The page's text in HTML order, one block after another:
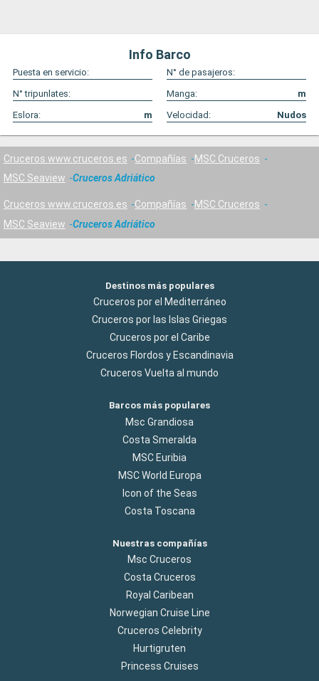
Info Barco
Puesta en servicio:
N° de pasajeros:
N° tripunlates:
Manga:
m
Eslora:
m Velocidad: Nudos
Cruceros www.cruceros.es Compañías
MSC Cruceros
MSC Seaview
Cruceros Adriático
Cruceros www.cruceros.es Compañías
MSC Cruceros
MSC Seaview
Cruceros Adriático
Destinos más populares
Cruceros por el Mediterráneo
Cruceros por las Islas Griegas
Cruceros por el Caribe
Cruceros Flordos y Escandinavia
Cruceros Vuelta al mundo
Barcos más populares
Msc Grandiosa
Costa Smeralda
MSC Euribia
MSC World Europa
Icon of the Seas
Costa Toscana
Nuestras compañías
Msc Cruceros
Costa Cruceros
Royal Caribean
Norwegian Cruise Line
Cruceros Celebrity
Hurtigruten
Princess Cruises